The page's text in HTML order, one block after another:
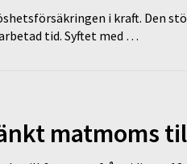
i kraft. Den
tid. Syftet med …
matmoms